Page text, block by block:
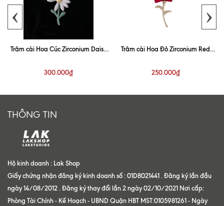
Trâm cài Hoa Cúc Zirconium Daisy
300.000₫
Trâm cài Hoa Đỏ Zirconium Red
250.000₫
‹ ›
THÔNG TIN
Hộ kinh doanh : Lak Shop
Giấy chứng nhận đăng ký kinh doanh số : 01D8021441 . Đăng ký lần đầu
ngày 14/08/2012 . Đăng ký thay đổi lần 2 ngày 02/10/2021 Nơi cấp:
Phòng Tài Chính - Kế Hoạch - UBND Quận HBT MST:0105981261 - Ngày